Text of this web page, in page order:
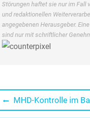
Störungen haftet sie nur im Fall
und redaktionellen
angegebenen Herausgeber.
sind nur mit schriftlicher
Previous
post:
MHD-Kontrolle im